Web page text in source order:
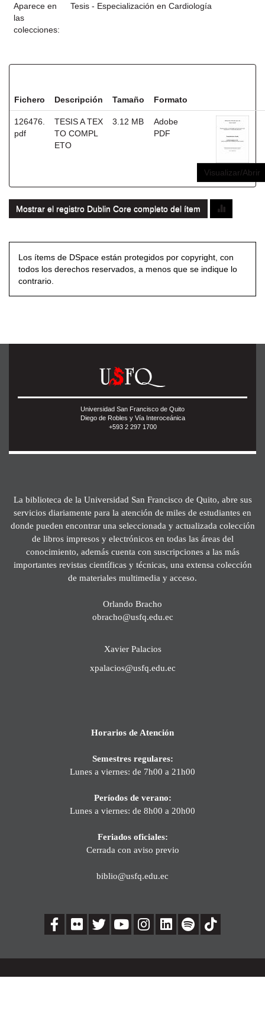
Aparece en
las
colecciones:
Tesis - Especialización en Cardiología
Fichero Descripción Tamaño Formato
126476.
pdf
TESIS A TEX
TO COMPL
ETO
3.12 MB
Adobe
PDF
Visualizar/Abrir
Mostrar el registro Dublin Core completo del ítem
Los ítems de DSpace están protegidos por copyright, con
todos los derechos reservados, a menos que se indique lo
contrario.
Universidad San Francisco de Quito
Diego de Robles y Vía Interoceánica
+593 2 297 1700
La biblioteca de la Universidad San Francisco de Quito, abre sus
servicios diariamente para la atención de miles de estudiantes en
donde pueden encontrar una seleccionada y actualizada colección
de libros impresos y electrónicos en todas las áreas del
conocimiento, además cuenta con suscripciones a las más
importantes revistas científicas y técnicas, una extensa colección
de materiales multimedia y acceso.
Orlando Bracho
obracho@usfq.edu.ec
Xavier Palacios
xpalacios@usfq.edu.ec
Horarios de Atención
Semestres regulares:
Lunes a viernes: de 7h00 a 21h00
Períodos de verano:
Lunes a viernes: de 8h00 a 20h00
Feriados oficiales:
Cerrada con aviso previo
biblio@usfq.edu.ec